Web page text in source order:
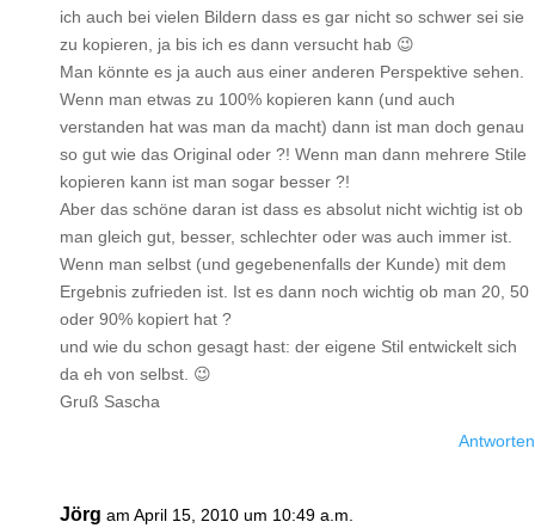
ich auch bei vielen Bildern dass es gar nicht so schwer sei sie
zu kopieren, ja bis ich es dann versucht hab 😉
Man könnte es ja auch aus einer anderen Perspektive sehen.
Wenn man etwas zu 100% kopieren kann (und auch
verstanden hat was man da macht) dann ist man doch genau
so gut wie das Original oder ?! Wenn man dann mehrere Stile
kopieren kann ist man sogar besser ?!
Aber das schöne daran ist dass es absolut nicht wichtig ist ob
man gleich gut, besser, schlechter oder was auch immer ist.
Wenn man selbst (und gegebenenfalls der Kunde) mit dem
Ergebnis zufrieden ist. Ist es dann noch wichtig ob man 20, 50
oder 90% kopiert hat ?
und wie du schon gesagt hast: der eigene Stil entwickelt sich
da eh von selbst. 😉
Gruß Sascha
Antworten
Jörg am April 15, 2010 um 10:49 a.m.